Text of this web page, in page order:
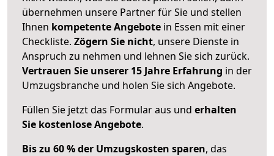
übernehmen unsere Partner für Sie und stellen
Ihnen kompetente Angebote in Essen mit einer
Checkliste. Zögern Sie nicht, unsere Dienste in
Anspruch zu nehmen und lehnen Sie sich zurück.
Vertrauen Sie unserer 15 Jahre Erfahrung in der
Umzugsbranche und holen Sie sich Angebote.
Füllen Sie jetzt das Formular aus und erhalten
Sie kostenlose Angebote.
Bis zu 60 % der Umzugskosten sparen, das